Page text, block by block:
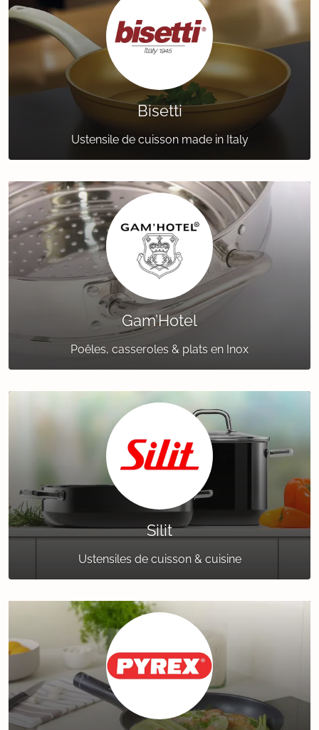
Bisetti
Ustensile de cuisson made in Italy
Gam’Hotel
Poêles, casseroles & plats en Inox
Silit
Ustensiles de cuisson & cuisine